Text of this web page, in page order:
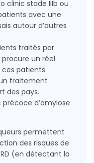
clinic stade IIIb ou
avec une
autour d’autres
traités par
un réel
patients.
traitement
des pays.
d’amylose
permettent
des risques de
(en détectant la